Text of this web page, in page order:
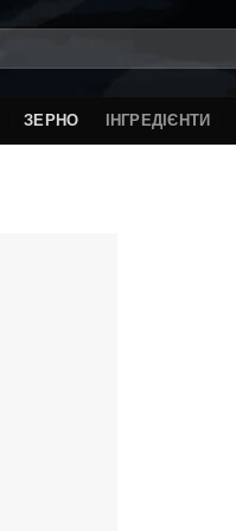
ЗЕРНО ІНГРЕДІЄНТИ